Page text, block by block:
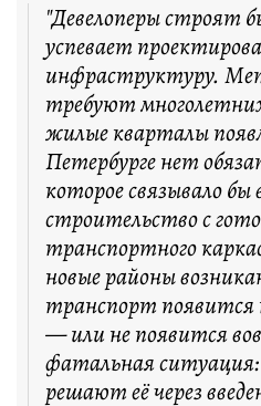
"Девелоперы строят
успевает
инфраструктуру.
требуют
жилые кварталы
Петербурге нет
которое связывало
строительство с
транспортного
новые районы
транспорт появится
— или не появится
фатальная ситуация:
решают её через